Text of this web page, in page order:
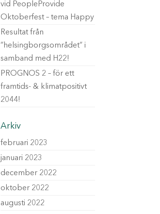
vid PeopleProvide
Oktoberfest – tema Happy
Resultat från
”helsingborgsområdet” i
samband med H22!
PROGNOS 2 – för ett
framtids- & klimatpositivt
2044!
Arkiv
februari 2023
januari 2023
december 2022
oktober 2022
augusti 2022